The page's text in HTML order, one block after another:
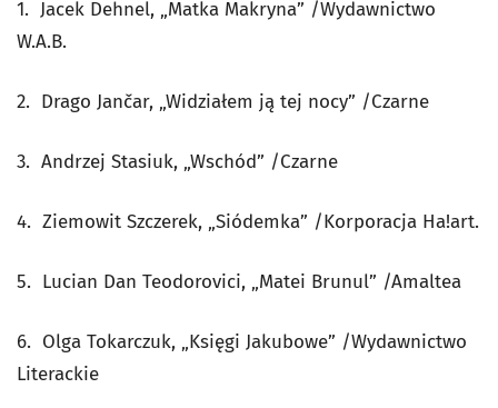
1. Jacek Dehnel, „Matka Makryna” /Wydawnictwo
W.A.B.
2. Drago Jančar, „Widziałem ją tej nocy” /Czarne
3. Andrzej Stasiuk, „Wschód” /Czarne
4. Ziemowit Szczerek, „Siódemka” /Korporacja Ha!art.
5. Lucian Dan Teodorovici, „Matei Brunul” /Amaltea
6. Olga Tokarczuk, „Księgi Jakubowe” /Wydawnictwo
Literackie